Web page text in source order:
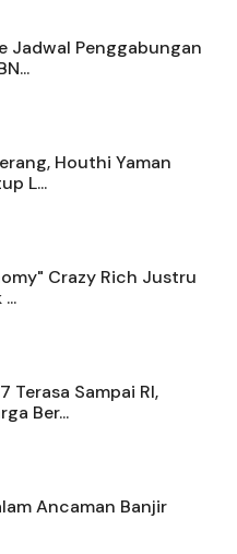
Jadwal Penggabungan
Houthi Yaman
L...
Crazy Rich Justru
Terasa Sampai RI,
Ber...
Ancaman Banjir